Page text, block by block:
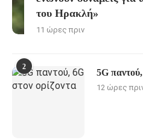
του Ηρακλή»
11 ώρες πριν
2
5G
12 ώρες